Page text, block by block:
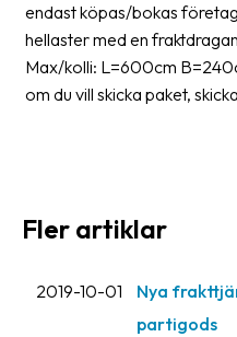
Tulldeklarationer
Leveransvillkor
Streckkodsläsare
Kundtjänst
endast köpas/bokas
hellaster med en
Max/kolli: L=600cm
om du vill skicka paket,
Fler artiklar
2019-10-01
Nya
partigods